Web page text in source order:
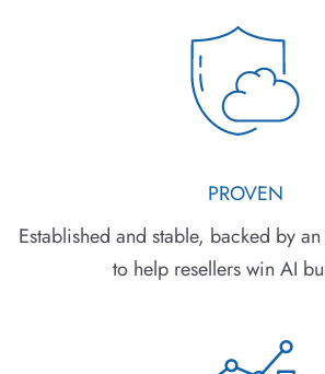
PROVEN
Established and stable, backed by
to help resellers win AI